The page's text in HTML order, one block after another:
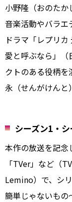
小野隆（おのた
音楽活動やバラエ
ドラマ「レプリ
愛と呼ぶなら」
クトのある役柄を
永（せんがけんと
シーズン1・
本作の放送を記念
「TVer」など（
Lemino）で、シ
簡単じゃないもの